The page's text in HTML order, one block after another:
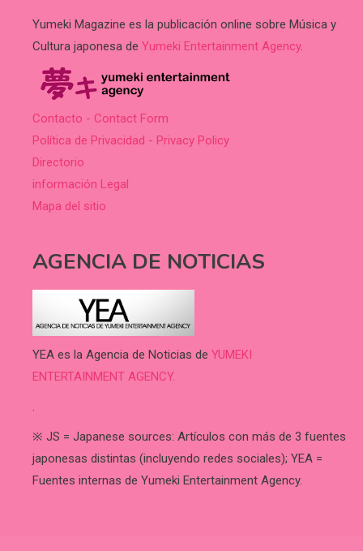
Yumeki Magazine es la publicación online sobre Música y
Cultura japonesa de Yumeki Entertainment Agency.
Contacto - Contact Form
Política de Privacidad - Privacy Policy
Directorio
información Legal
Mapa del sitio
AGENCIA DE NOTICIAS
YEA es la Agencia de Noticias de YUMEKI
ENTERTAINMENT AGENCY.
.
※ JS = Japanese sources: Artículos con más de 3 fuentes
japonesas distintas (incluyendo redes sociales); YEA =
Fuentes internas de Yumeki Entertainment Agency.